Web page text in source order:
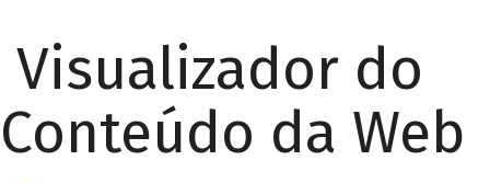
Visualizador do
Conteúdo da Web